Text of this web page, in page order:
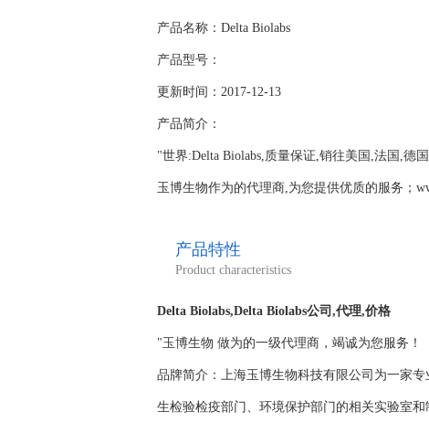
产品名称：Delta Biolabs
产品型号：
更新时间：2017-12-13
产品简介：
"世界:Delta Biolabs,质量保证,销往美国,法国,德
玉博生物作为的代理商,为您提供优质的服务；
产品特性
Product characteristics
Delta Biolabs,Delta Biolabs公司,代理,价格
"玉博生物 做为的一级代理商，竭诚为您服务！
品牌简介：上海玉博生物科技有限公司为一家
生检验检疫部门、环境保护部门的相关实验室